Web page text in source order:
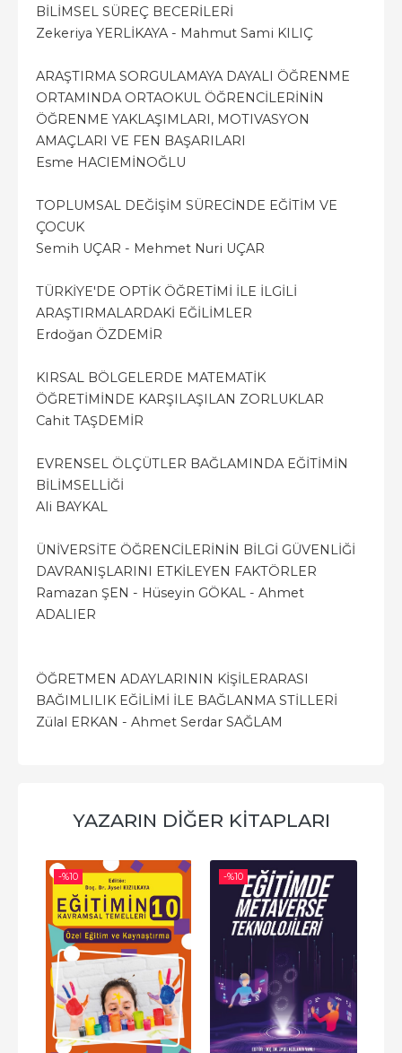
BİLİMSEL SÜREÇ BECERİLERİ
Zekeriya YERLİKAYA - Mahmut Sami KILIÇ
ARAŞTIRMA SORGULAMAYA DAYALI ÖĞRENME
ORTAMINDA ORTAOKUL ÖĞRENCİLERİNİN
ÖĞRENME YAKLAŞIMLARI, MOTIVASYON
AMAÇLARI VE FEN BAŞARILARI
Esme HACIEMİNOĞLU
TOPLUMSAL DEĞİŞİM SÜRECİNDE EĞİTİM VE
ÇOCUK
Semih UÇAR - Mehmet Nuri UÇAR
TÜRKİYE'DE OPTİK ÖĞRETİMİ İLE İLGİLİ
ARAŞTIRMALARDAKİ EĞİLİMLER
Erdoğan ÖZDEMİR
KIRSAL BÖLGELERDE MATEMATİK
ÖĞRETİMİNDE KARŞILAŞILAN ZORLUKLAR
Cahit TAŞDEMİR
EVRENSEL ÖLÇÜTLER BAĞLAMINDA EĞİTİMİN
BİLİMSELLİĞİ
Ali BAYKAL
ÜNİVERSİTE ÖĞRENCİLERİNİN BİLGİ GÜVENLİĞİ
DAVRANIŞLARINI ETKİLEYEN FAKTÖRLER
Ramazan ŞEN - Hüseyin GÖKAL - Ahmet
ADALIER
ÖĞRETMEN ADAYLARININ KİŞİLERARASI
BAĞIMLILIK EĞİLİMİ İLE BAĞLANMA STİLLERİ
Zülal ERKAN - Ahmet Serdar SAĞLAM
YAZARIN DIĞER KITAPLARI
-%10 -%10